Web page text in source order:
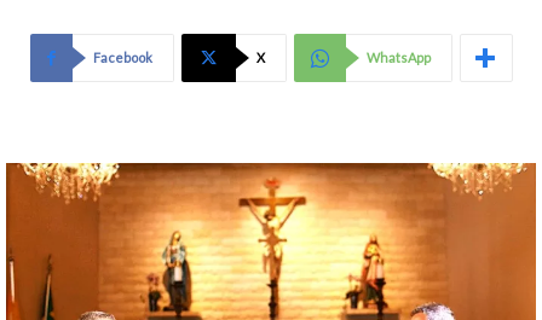
Facebook X WhatsApp